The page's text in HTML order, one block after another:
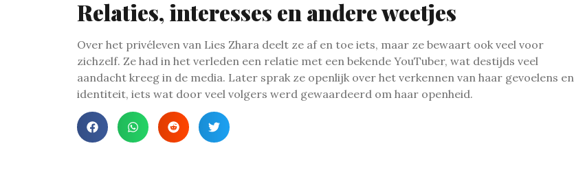
Relaties, interesses en andere weetjes
Over het privéleven van Lies Zhara deelt ze af en toe iets, maar ze bewaart ook veel voor
zichzelf. Ze had in het verleden een relatie met een bekende YouTuber, wat destijds veel
aandacht kreeg in de media. Later sprak ze openlijk over het verkennen van haar gevoelens en
identiteit, iets wat door veel volgers werd gewaardeerd om haar openheid.